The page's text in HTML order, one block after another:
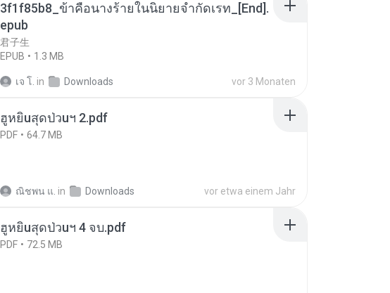
3f1f85b8_ข้าคือนางร้ายในนิยายจำกัดเรท_[End].
epub
君子生
EPUB
1.3 MB
เจ โ. in Downloads vor 3 Monaten
ฮูหยิuสุดป่วuฯ 2.pdf
PDF 64.7 MB
ณิชพน แ. in Downloads vor etwa einem Jahr
ฮูหยิuสุดป่วuฯ 4 จบ.pdf
PDF 72.5 MB